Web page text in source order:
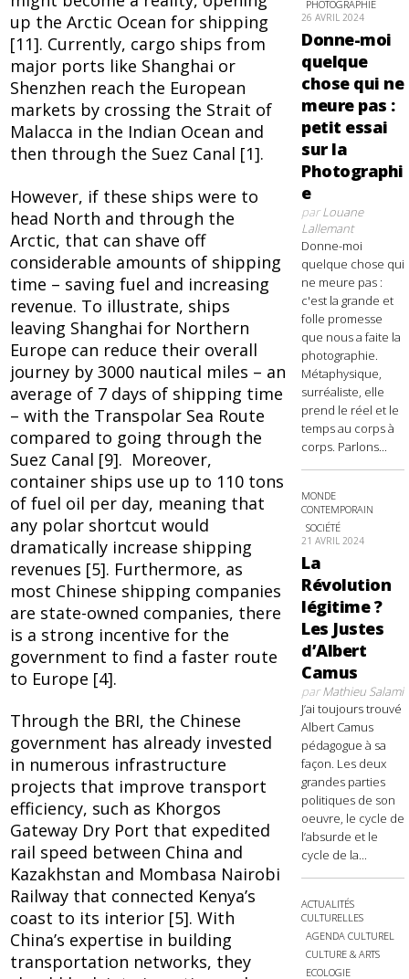
up the Arctic Ocean for shipping
[11]. Currently, cargo ships from
major ports like Shanghai or
Shenzhen reach the European
markets by crossing the Strait of
Malacca in the Indian Ocean and
then through the Suez Canal [1].
However, if these ships were to
head North and through the
Arctic, that can shave off
considerable amounts of shipping
time – saving fuel and increasing
revenue. To illustrate, ships
leaving Shanghai for Northern
Europe can reduce their overall
journey by 3000 nautical miles – an
average of 7 days of shipping time
– with the Transpolar Sea Route
compared to going through the
Suez Canal [9]. Moreover,
container ships use up to 110 tons
of fuel oil per day, meaning that
any polar shortcut would
dramatically increase shipping
revenues [5]. Furthermore, as
most Chinese shipping companies
are state-owned companies, there
is a strong incentive for the
government to find a faster route
to Europe [4].
Through the BRI, the Chinese
government has already invested
in numerous infrastructure
projects that improve transport
efficiency, such as Khorgos
Gateway Dry Port that expedited
rail speed between China and
Kazakhstan and Mombasa Nairobi
Railway that connected Kenya’s
coast to its interior [5]. With
China’s expertise in building
transportation networks, they
PHOTOGRAPHIE
26 AVRIL 2024
Donne-moi
quelque
chose qui ne
meure pas :
petit essai
sur la
Photographi
e
parLouane
Lallemant
Donne-moi
quelque chose qui
ne meure pas :
c'est la grande et
folle promesse
que nous a faite la
photographie.
Métaphysique,
surréaliste, elle
prend le réel et le
temps au corps à
corps. Parlons...
MONDE
CONTEMPORAIN
SOCIÉTÉ
21 AVRIL 2024
La
Révolution
légitime ?
Les Justes
d’Albert
Camus
parMathieu Salami
J’ai toujours trouvé
Albert Camus
pédagogue à sa
façon. Les deux
grandes parties
politiques de son
oeuvre, le cycle de
l’absurde et le
cycle de la...
ACTUALITÉS
CULTURELLES
AGENDA CULTUREL
CULTURE & ARTS
ECOLOGIE